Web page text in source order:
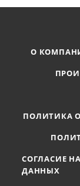
О
ПОЛИТИКА
СОГЛАСИЕ
ДАННЫХ